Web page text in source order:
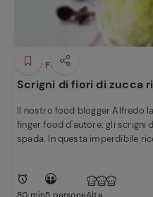
Finger Food
Scrigni di fiori di zucca
Il nostro food blogger Alfredo
finger food d'autore: gli scrigni
spada. In questa imperdibile